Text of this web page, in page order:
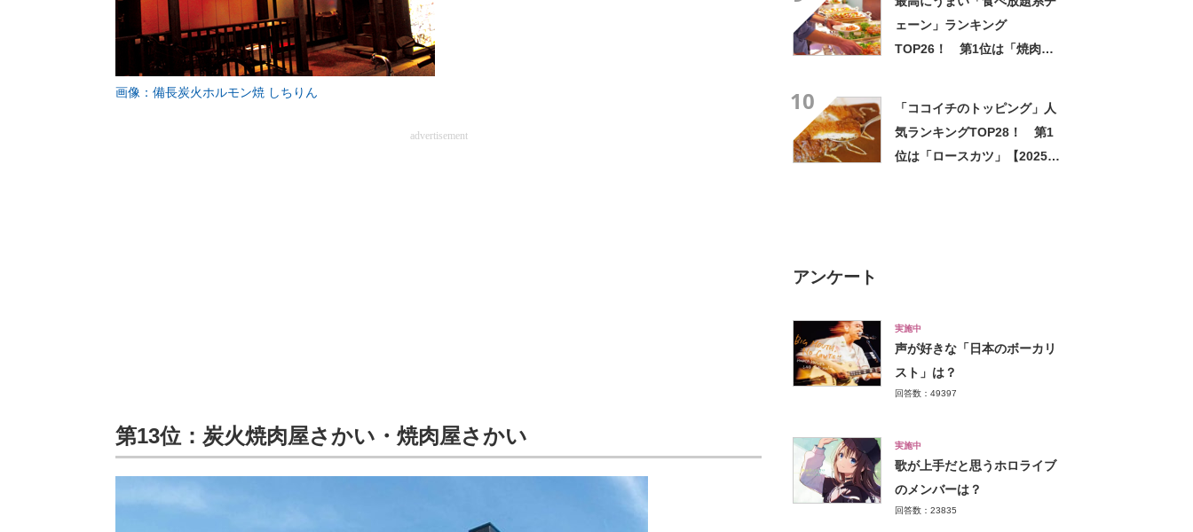
画像：備長炭火ホルモン焼 しちりん
advertisement
第13位：炭火焼肉屋さかい・焼肉屋さかい
ェーン」ランキング
TOP26！ 第1位は「焼肉き
10
「ココイチのトッピング」人
気ランキングTOP28！ 第1
位は「ロースカツ」【2025年
アンケート
実施中
声が好きな「日本のボーカリ
スト」は？
回答数：49397
実施中
歌が上手だと思うホロライブ
のメンバーは？
回答数：23835